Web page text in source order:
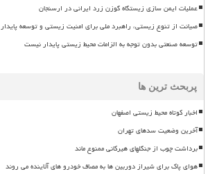
عملیات ایمن سازی زیستگاه گوزن زرد ایرانی در ارسنجان
صیانت از تنوع زیستی، راهبرد ملی برای امنیت زیستی و توسعه پایدار
توسعه صنعتی بدون توجه به الزامات محیط زیستی پایدار نیست
پربحث ترین ها
اخبار کوتاه محیط زیستی اصفهان
آخرین وضعیت سدهای تهران
برداشت چوب از جنگلهای هیرکانی ممنوع ماند
هوای پاک برای شیراز دوربین ها به مصاف خودرو های آلاینده می روند